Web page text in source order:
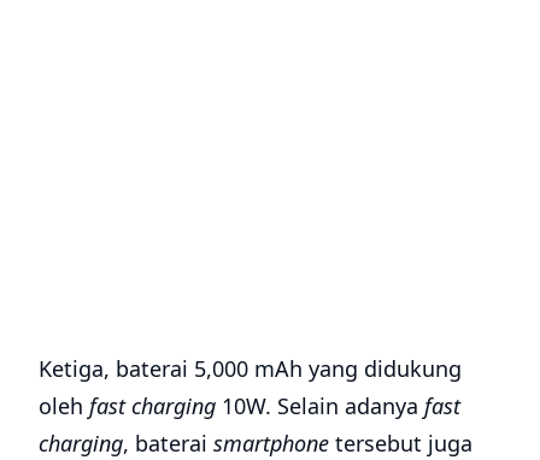
Ketiga, baterai 5,000 mAh yang didukung
oleh fast charging 10W. Selain adanya fast
charging, baterai smartphone tersebut juga